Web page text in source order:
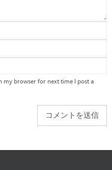
my browser for next time I post a